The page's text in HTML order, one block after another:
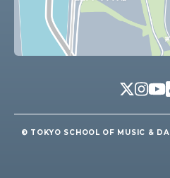
© TOKYO SCHOOL OF MUSIC &